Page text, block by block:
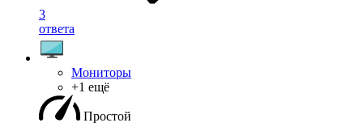
3
ответа
Мониторы
+1 ещё
Простой